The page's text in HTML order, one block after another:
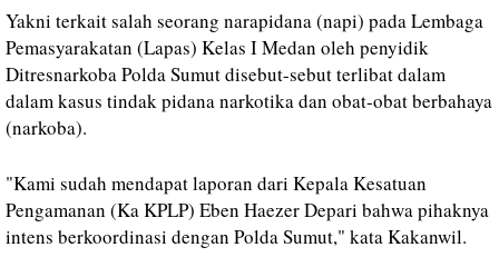
Yakni terkait salah seorang narapidana (napi) pada Lembaga
Pemasyarakatan (Lapas) Kelas I Medan oleh penyidik
Ditresnarkoba Polda Sumut disebut-sebut terlibat dalam
dalam kasus tindak pidana narkotika dan obat-obat berbahaya
(narkoba).
"Kami sudah mendapat laporan dari Kepala Kesatuan
Pengamanan (Ka KPLP) Eben Haezer Depari bahwa pihaknya
intens berkoordinasi dengan Polda Sumut," kata Kakanwil.